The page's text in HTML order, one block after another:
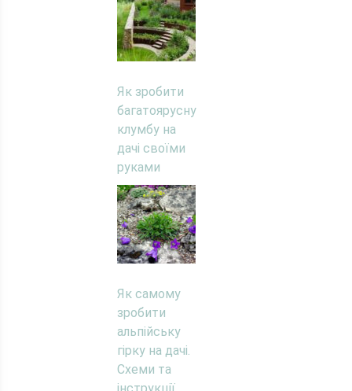
Як зробити
багатоярусну
клумбу на
дачі своїми
руками
Як самому
зробити
альпійську
гірку на дачі.
Схеми та